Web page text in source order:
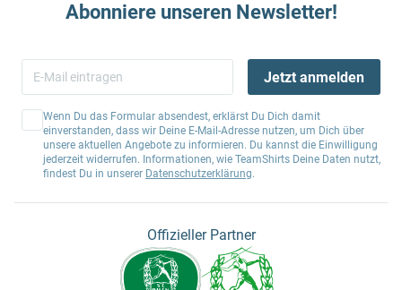
Abonniere unseren Newsletter!
Jetzt anmelden
Wenn Du das Formular absendest, erklärst Du Dich damit
einverstanden, dass wir Deine E-Mail-Adresse nutzen, um Dich über
unsere aktuellen Angebote zu informieren. Du kannst die Einwilligung
jederzeit widerrufen. Informationen, wie TeamShirts Deine Daten nutzt,
findest Du in unserer Datenschutzerklärung.
Offizieller Partner